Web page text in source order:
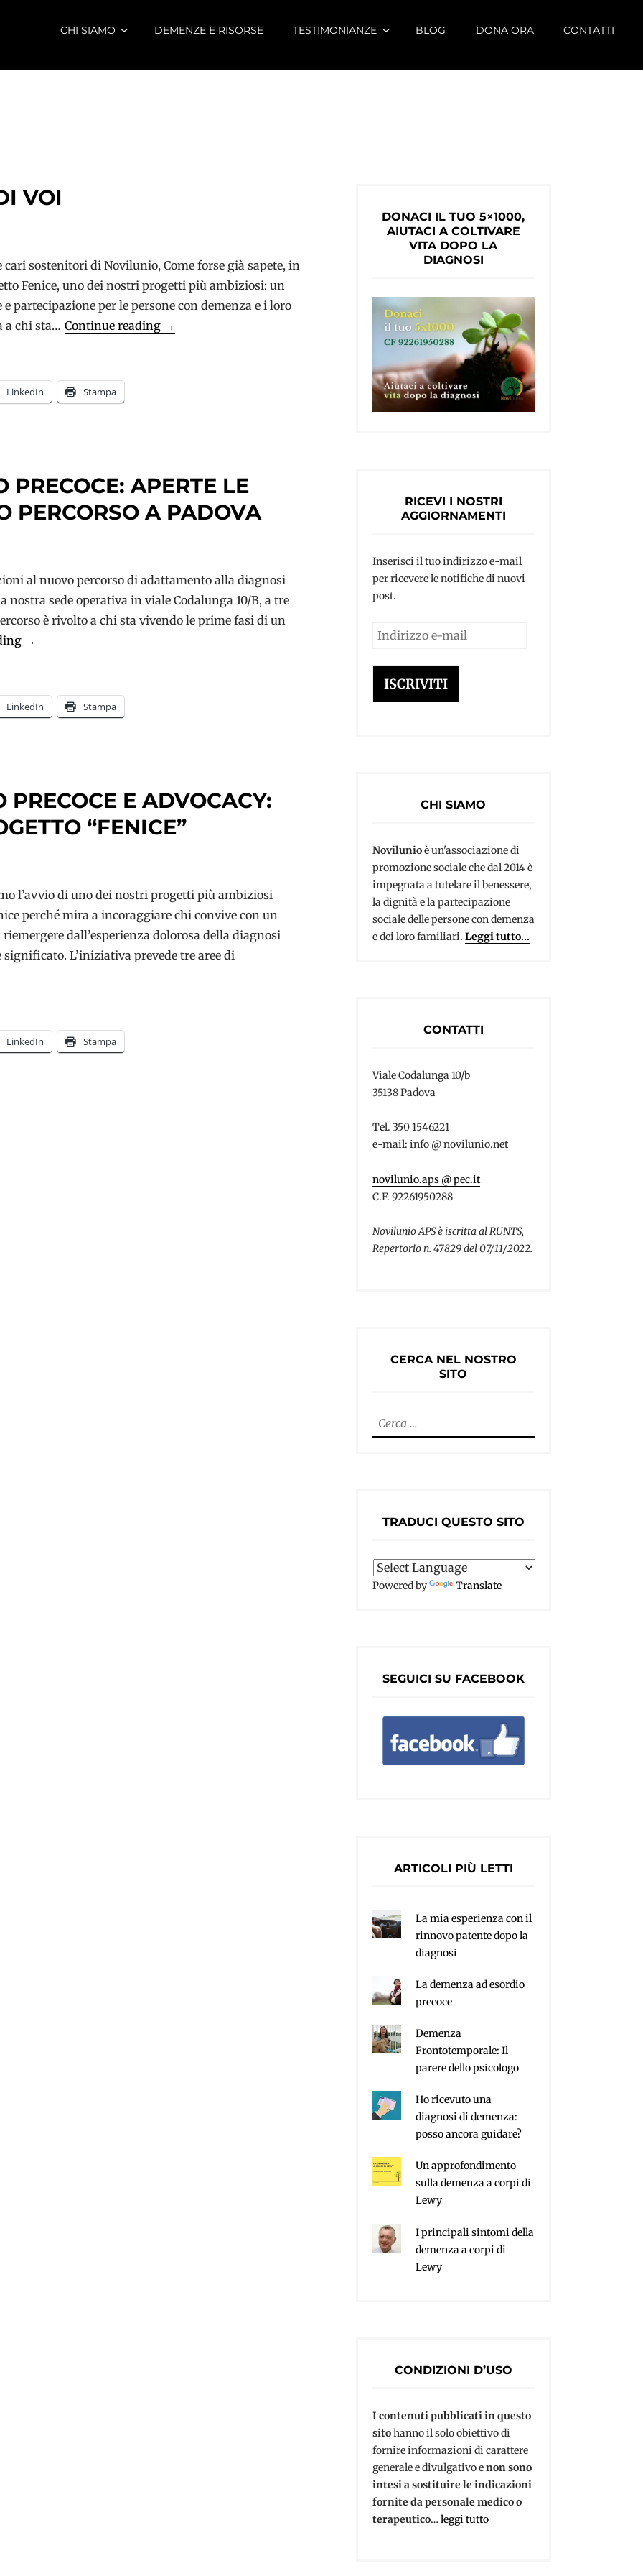
CHI SIAMO DEMENZE E RISORSE TESTIMONIANZE BLOG DONA ORA CONTATTI
VOI
sostenitori di Novilunio, Come forse già sapete, in
Fenice, uno dei nostri progetti più ambiziosi: un
partecipazione per le persone con demenza e i loro
a chi sta… Continue reading Abbiamo
→
LinkedIn Stampa
PRECOCE: APERTE LE
PERCORSO A PADOVA
al nuovo percorso di adattamento alla diagnosi
nostra sede operativa in viale Codalunga 10/B, a tre
è rivolto a chi sta vivendo le prime fasi di un
Demenza
precoce:
Aperte
nuovo
percorso
→
LinkedIn Stampa
E ADVOCACY:
“FENICE”
l’avvio di uno dei nostri progetti più ambiziosi
perché mira a incoraggiare chi convive con un
dall’esperienza dolorosa della diagnosi
L’iniziativa prevede tre aree di
LinkedIn Stampa
DONACI IL TUO 5×1000,
AIUTACI A COLTIVARE
VITA DOPO LA
DIAGNOSI
RICEVI I NOSTRI
AGGIORNAMENTI
Inserisci il tuo indirizzo e-mail
per ricevere le notifiche di nuovi
post.
Indirizzo
mail
ISCRIVITI
CHI SIAMO
Novilunioè un'associazione di
promozione sociale che dal 2014 è
impegnata a tutelare il benessere,
la dignità e la partecipazione
sociale delle persone con demenza
e dei loro familiari. Leggi tutto...
CONTATTI
Viale Codalunga 10/b
35138 Padova
Tel. 350 1546221
e-mail: info @ novilunio.net
novilunio.aps @ pec.it
C.F. 92261950288
Novilunio APS è iscritta al RUNTS,
Repertorio n. 47829 del 07/11/2022.
CERCA NEL NOSTRO
SITO
Ricerca
per:
TRADUCI QUESTO SITO
Powered by Translate
SEGUICI SU FACEBOOK
ARTICOLI PIÙ LETTI
La mia esperienza con il
rinnovo patente dopo la
diagnosi
La demenza ad esordio
precoce
Demenza
Frontotemporale: Il
parere dello psicologo
Ho ricevuto una
diagnosi di demenza:
posso ancora guidare?
Un approfondimento
sulla demenza a corpi di
Lewy
I principali sintomi della
demenza a corpi di
Lewy
CONDIZIONI D’USO
I contenuti pubblicati in questo
sitohanno il solo obiettivo di
fornire informazioni di carattere
generale e divulgativo enon sono
intesi a sostituire le indicazioni
fornite da personale medico o
terapeutico… leggi tutto